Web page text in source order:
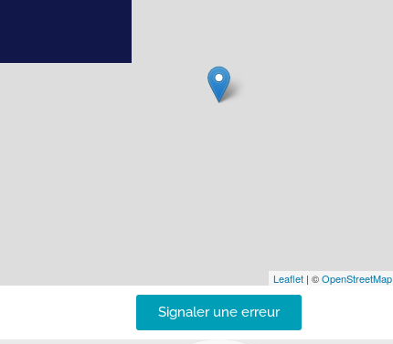
Leaflet | ©OpenStreetMap
Signaler une erreur